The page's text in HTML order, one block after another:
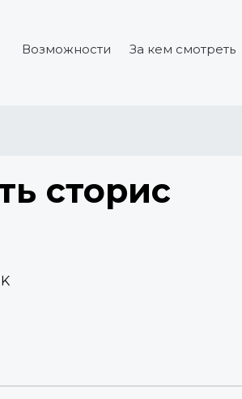
Возможности За кем смотреть
сторис